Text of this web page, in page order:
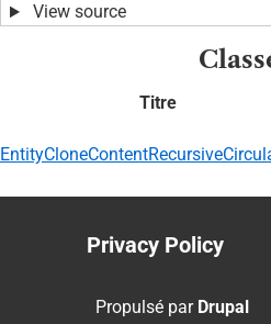
View source
Titre
Footer
menu
Privacy Policy
Propulsé par Drupal